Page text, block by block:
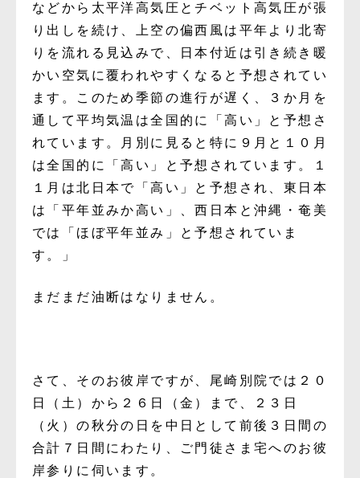
などから太平洋高気圧とチベット高気圧が張
り出しを続け、上空の偏西風は平年より北寄
りを流れる見込みで、日本付近は引き続き暖
かい空気に覆われやすくなると予想されてい
ます。このため季節の進行が遅く、３か月を
通して平均気温は全国的に「高い」と予想さ
れています。月別に見ると特に９月と１０月
は全国的に「高い」と予想されています。１
１月は北日本で「高い」と予想され、東日本
は「平年並みか高い」、西日本と沖縄・奄美
では「ほぼ平年並み」と予想されていま
す。」
まだまだ油断はなりません。
さて、そのお彼岸ですが、尾崎別院では２０
日（土）から２６日（金）まで、２３日
（火）の秋分の日を中日として前後３日間の
合計７日間にわたり、ご門徒さま宅へのお彼
岸参りに伺います。